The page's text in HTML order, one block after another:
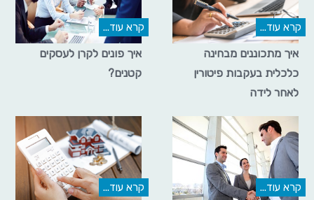
קרא עוד...
איך מתכוננים מבחינה
כלכלית בעקבות פיטורין
לאחר לידה
קרא עוד...
איך פונים לקרן לעסקים
קטנים?
קרא עוד... קרא עוד...